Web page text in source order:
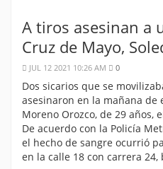
A tiros asesinan a
Cruz de Mayo,
JUL 12 2021 10:26 AM 0
Dos sicarios que se
asesinaron en la mañana de
Moreno Orozco, de 29 años,
De acuerdo con la Policía
el hecho de sangre ocurrió
en la calle 18 con carrera 24,